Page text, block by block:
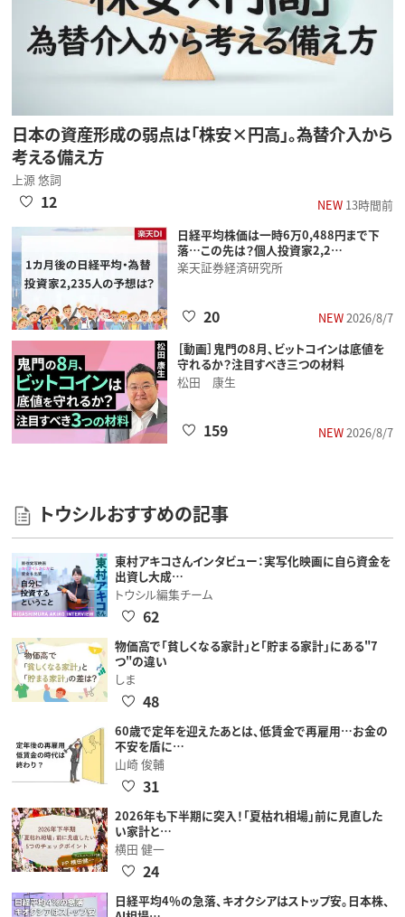
日本の資産形成の弱点は「株安×円高」。為替介入から
考える備え方
上源 悠詞
NEW13時間前
12
日経平均株価は一時6万0,488円まで下
落…この先は？個人投資家2,2…
楽天証券経済研究所
NEW2026/8/7
20
［動画］鬼門の8月、ビットコインは底値を
守れるか？注目すべき三つの材料
松田 康生
NEW2026/8/7
159
トウシルおすすめの記事
東村アキコさんインタビュー：実写化映画に自ら資金を
出資し大成…
トウシル編集チーム
62
物価高で「貧しくなる家計」と「貯まる家計」にある"7
つ"の違い
しま
48
60歳で定年を迎えたあとは、低賃金で再雇用…お金の
不安を盾に…
山崎 俊輔
31
2026年も下半期に突入！「夏枯れ相場」前に見直した
い家計と…
横田 健一
24
日経平均4％の急落、キオクシアはストップ安。日本株、